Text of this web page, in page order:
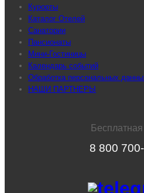
Курорты
Каталог Отелей
Санатории
Пансионаты
Мини-Гостиницы
Календарь событий
Обработка персональных
НАШИ ПАРТНЕРЫ
8 800